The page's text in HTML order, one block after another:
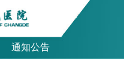
通知公告